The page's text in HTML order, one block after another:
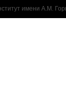
имени А.М.